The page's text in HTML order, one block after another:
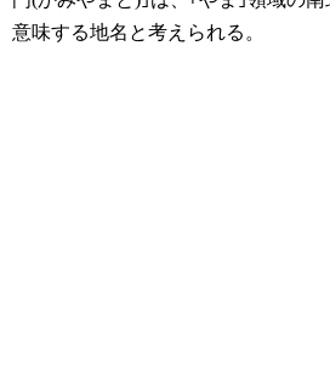
意味する地名と考えられる。